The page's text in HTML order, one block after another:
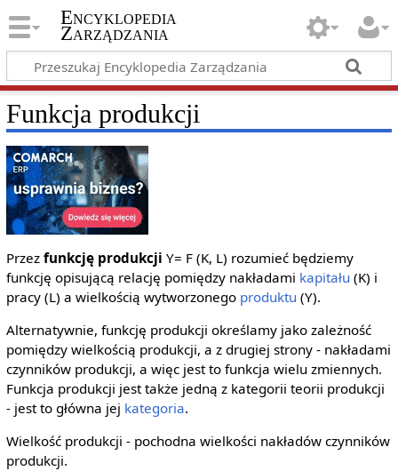
Encyklopedia
Zarządzania
Funkcja produkcji
Przez funkcję produkcji Y= F (K, L) rozumieć będziemy
funkcję opisującą relację pomiędzy nakładami kapitału (K) i
pracy (L) a wielkością wytworzonego produktu (Y).
Alternatywnie, funkcję produkcji określamy jako zależność
pomiędzy wielkością produkcji, a z drugiej strony - nakładami
czynników produkcji, a więc jest to funkcja wielu zmiennych.
Funkcja produkcji jest także jedną z kategorii teorii produkcji
- jest to główna jej kategoria.
Wielkość produkcji - pochodna wielkości nakładów czynników
produkcji.